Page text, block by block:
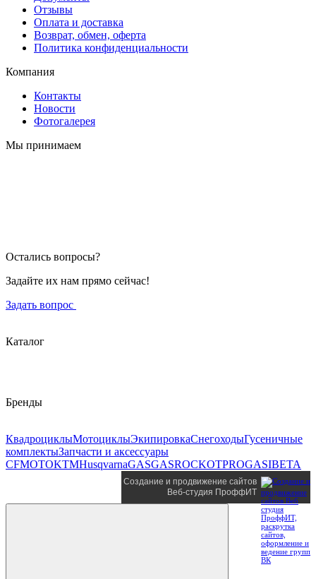
Отзывы
Оплата и доставка
Возврат, обмен, оферта
Политика конфиденциальности
Компания
Контакты
Новости
Фотогалерея
Мы принимаем
Остались вопросы?
Задайте их нам прямо сейчас!
Задать вопрос
Каталог
Бренды
КвадроциклыМотоциклыЭкипировкаСнегоходыГусеничные
комплектыЗапчасти и аксессуары
CFMOTOKTMHusqvarnaGASGASROCKOTPROGASIBETA
Создание и продвижение сайтов
Веб-студия ПроффИТ